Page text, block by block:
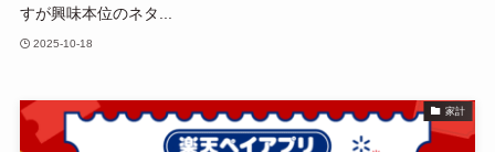
すが興味本位のネタ...
2025-10-18
家計